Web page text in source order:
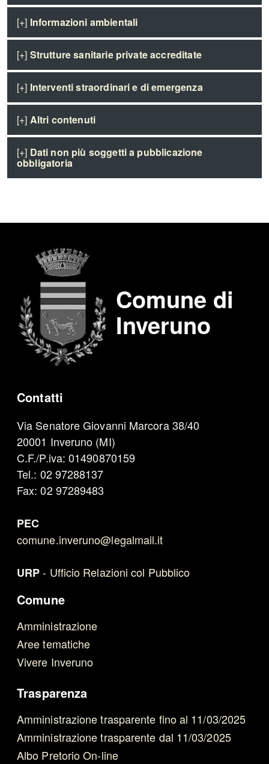
[+] Informazioni ambientali
[+] Strutture sanitarie private accreditate
[+] Interventi straordinari e di emergenza
[+] Altri contenuti
[+] Dati non più soggetti a pubblicazione
obbligatoria
Comune di
Inveruno
Contatti
Via Senatore Giovanni Marcora 38/40
20001 Inveruno (MI)
C.F./P.iva: 01490870159
Tel.: 02 97288137
Fax: 02 97289483
PEC
comune.inveruno@legalmail.it
URP- Ufficio Relazioni col Pubblico
Comune
Amministrazione
Aree tematiche
Vivere Inveruno
Trasparenza
Amministrazione trasparente fino al 11/03/2025
Amministrazione trasparente dal 11/03/2025
Albo Pretorio On-line